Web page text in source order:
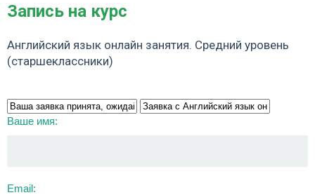
Запись на курс
Английский язык онлайн занятия. Средний уровень
(старшеклассники)
Ваше имя:
Email: